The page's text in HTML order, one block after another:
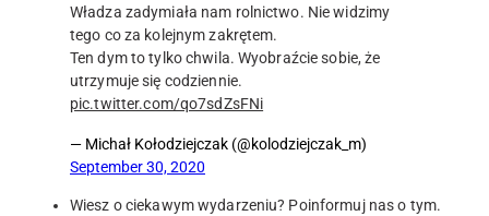
Władza zadymiała nam rolnictwo. Nie widzimy
tego co za kolejnym zakrętem.
Ten dym to tylko chwila. Wyobraźcie sobie, że
utrzymuje się codziennie.
pic.twitter.com/qo7sdZsFNi
— Michał Kołodziejczak (@kolodziejczak_m)
September 30, 2020
Wiesz o ciekawym wydarzeniu? Poinformuj nas o tym.